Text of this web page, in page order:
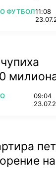
ФУТБОЛ11:08
09:04
на